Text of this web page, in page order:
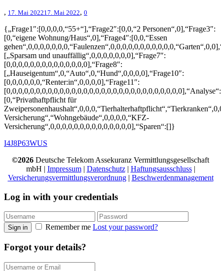
, 17. Mai 202217. Mai 2022, 0
{„Frage1″:[0,0,0,0,“55+“],“Frage2″:[0,0,“2 Personen“,0],“Frage3″:
[0,“eigene Wohnung/Haus“,0],“Frage4″:[0,0,“Essen
[„Sparsam und unauffällig“,0,0,0,0,0,0,0],“Frage7″:
[0,0,0,0,0,0,0,0,0,0,0,0,0,0],“Frage8″:
[„Hauseigentum“,0,“Auto“,0,“Hund“,0,0,0,0],“Frage10″:
[0,0,0,0,0,0,“Renter:in“,0,0,0,0],“Frage11″:
[0,0,0,0,0,0,0,0,0,0,0,0,0,0,0,0,0,0,0,0,0,0,0,0,0,0,0,0,0,0],“Analyse“:
[0,“Privathaftpflicht für
Versicherung“,“Wohngebäude“,0,0,0,0,“KFZ-
Versicherung“,0,0,0,0,0,0,0,0,0,0,0,0,0,0],“Sparen“:[]}
I4J8P63WUS
©2026 Deutsche Telekom Assekuranz Vermittlungsgesellschaft
mbH | Impressum| Datenschutz| Haftungsausschluss|
Versicherungsvermittlungsverordnung| Beschwerdenmanagement
Log in with your credentials
Sign in Remember me Lost your password?
Forgot your details?